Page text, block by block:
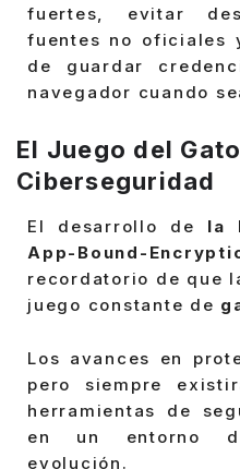
fuertes, evitar
fuentes no oficiales
de guardar
navegador cuando
El Juego del
Ciberseguridad
El desarrollo de la
App-Bound-
recordatorio de que
juego constante de
Los avances en
pero siempre
herramientas de
en un entorno
evolución.